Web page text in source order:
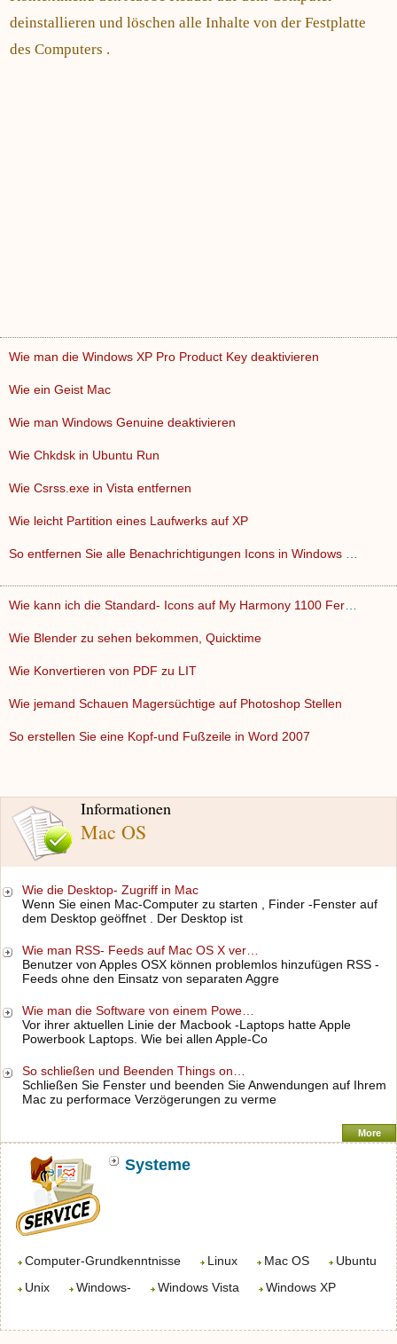
Informationen
Mac OS
Wie die Desktop- Zugriff in Mac
Wenn Sie einen Mac-Computer zu starten , Finder -Fenster auf
dem Desktop geöffnet . Der Desktop ist
Wie man RSS- Feeds auf Mac OS X ver…
Benutzer von Apples OSX können problemlos hinzufügen RSS -
Feeds ohne den Einsatz von separaten Aggre
Wie man die Software von einem Powe…
Vor ihrer aktuellen Linie der Macbook -Laptops hatte Apple
Powerbook Laptops. Wie bei allen Apple-Co
So schließen und Beenden Things on…
Schließen Sie Fenster und beenden Sie Anwendungen auf Ihrem
Mac zu performace Verzögerungen zu verme
More
Systeme
Computer-Grundkenntnisse Linux Mac OS
Ubuntu
Unix
Windows- Windows Vista Windows XP
deinstallieren und löschen alle Inhalte von der Festplatte
des Computers .
Wie man die Windows XP Pro Product Key deaktivieren
Wie ein Geist Mac
Wie man Windows Genuine deaktivieren
Wie Chkdsk in Ubuntu Run
Wie Csrss.exe in Vista entfernen
Wie leicht Partition eines Laufwerks auf XP
Wie Blender zu sehen bekommen, Quicktime
Wie Konvertieren von PDF zu LIT
Wie jemand Schauen Magersüchtige auf Photoshop Stellen
So erstellen Sie eine Kopf-und Fußzeile in Word 2007